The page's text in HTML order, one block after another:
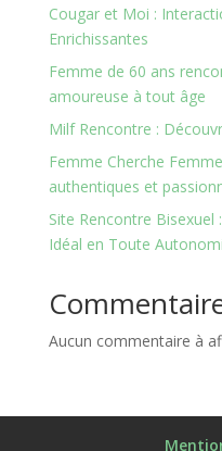
Cougar et Moi :
Enrichissantes
Femme de 60 ans
amoureuse à tout âge
Milf Rencontre :
Femme Cherche
authentiques et
Site Rencontre
Idéal en Toute
Aucun commentaire à